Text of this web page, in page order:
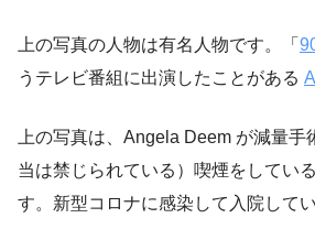
上の写真の人物は有名人物です。「
うテレビ番組に出演したことがある
上の写真は、Angela Deem が減量手
当は禁じられている）喫煙をしてい
す。新型コロナに感染して入院して